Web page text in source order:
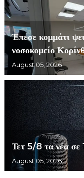
Έπεσε κομμάτι
νοσοκομείο
August 05, 2026
Τετ 5/8 τα νέα
August 05, 2026